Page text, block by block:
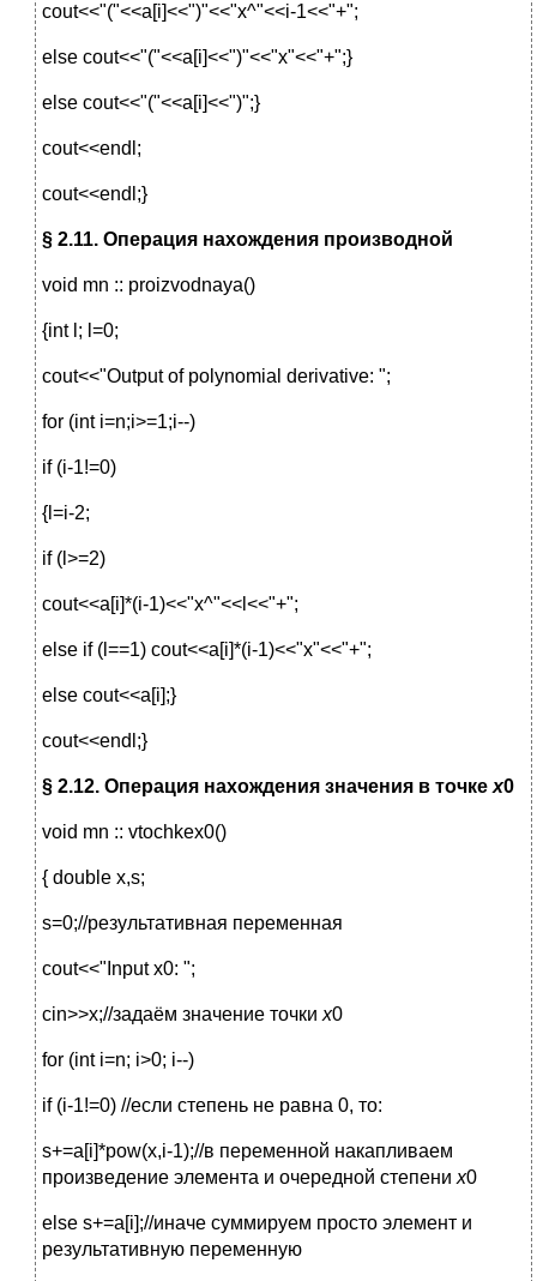
cout<<"("<<a[i]<<")"<<"x^"<<i-1<<"+";
else cout<<"("<<a[i]<<")"<<"x"<<"+";}
else cout<<"("<<a[i]<<")";}
cout<<endl;
cout<<endl;}
§ 2.11. Операция нахождения производной
void mn :: proizvodnaya()
{int l; l=0;
cout<<"Output of polynomial derivative: ";
for (int i=n;i>=1;i--)
if (i-1!=0)
{l=i-2;
if (l>=2)
cout<<a[i]*(i-1)<<"x^"<<l<<"+";
else if (l==1) cout<<a[i]*(i-1)<<"x"<<"+";
else cout<<a[i];}
cout<<endl;}
§ 2.12. Операция нахождения значения в точке x0
void mn :: vtochkex0()
{ double x,s;
s=0;//результативная переменная
cout<<"Input x0: ";
cin>>x;//задаём значение точки х0
for (int i=n; i>0; i--)
if (i-1!=0) //если степень не равна 0, то:
s+=a[i]*pow(x,i-1);//в переменной накапливаем
произведение элемента и очередной степени х0
else s+=a[i];//иначе суммируем просто элемент и
результативную переменную